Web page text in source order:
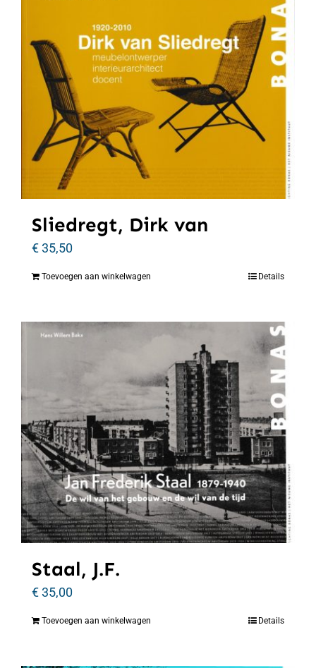
Sliedregt, Dirk van
€35,50
Toevoegen aan winkelwagen Details
Staal, J.F.
€35,00
Toevoegen aan winkelwagen Details